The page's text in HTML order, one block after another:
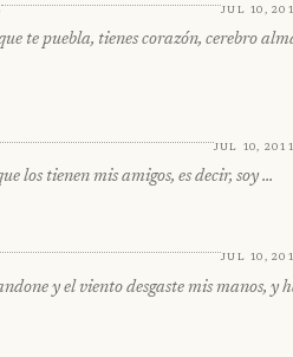
Jul 10,
te puebla, tienes corazón, cerebro
Jul 10,
los tienen mis amigos, es decir, soy …
Jul 10,
y el viento desgaste mis manos, y